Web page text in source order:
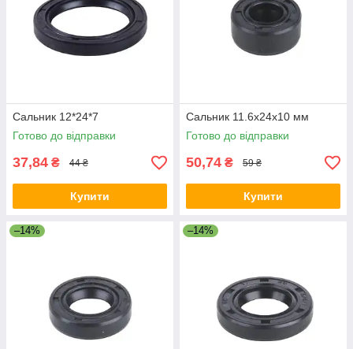
Сальник 12*24*7
Готово до відправки
37,84 ₴ 44 ₴
Купити
Сальник 11.6x24x10 мм
Готово до відправки
50,74 ₴ 59 ₴
Купити
–14% –14%